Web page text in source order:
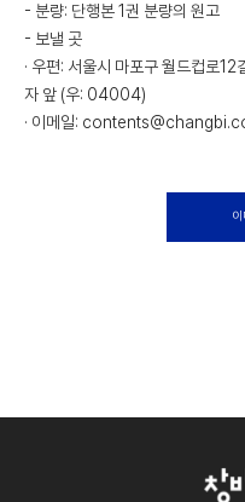
- 분량: 단행본 1권 분량의 원고
- 보낼 곳
· 우편: 서울시 마포구 월드컵로
자 앞 (우: 04004)
· 이메일: